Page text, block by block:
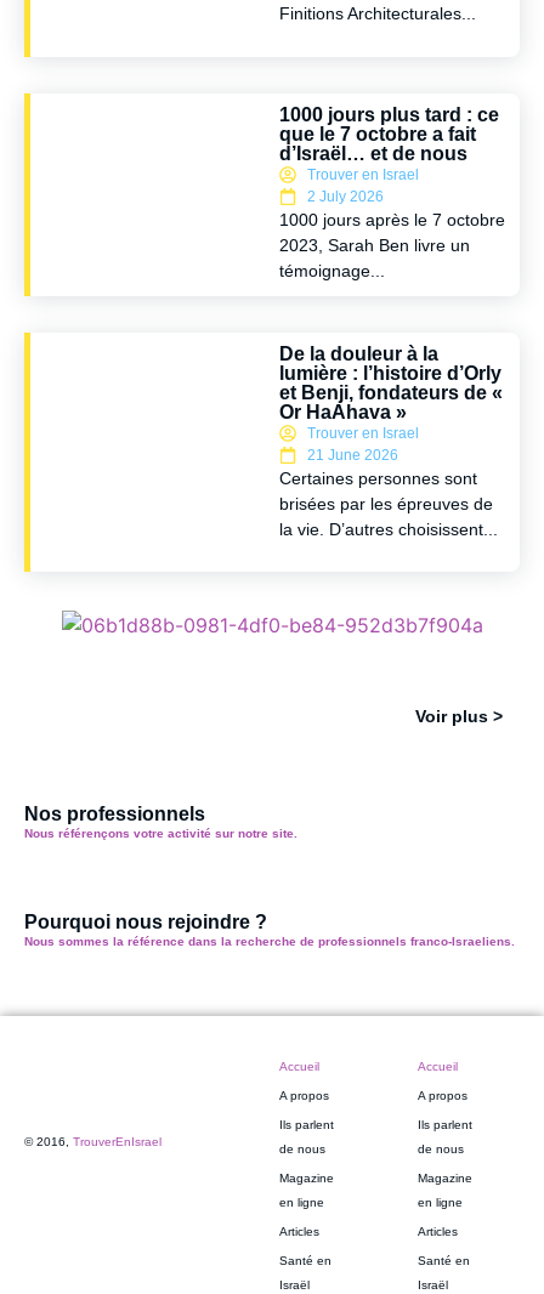
Finitions Architecturales...
1000 jours plus tard : ce
que le 7 octobre a fait
d’Israël… et de nous
Trouver en Israel
2 July 2026
1000 jours après le 7 octobre
2023, Sarah Ben livre un
témoignage...
De la douleur à la
lumière : l’histoire d’Orly
et Benji, fondateurs de «
Or HaAhava »
Trouver en Israel
21 June 2026
Certaines personnes sont
brisées par les épreuves de
la vie. D’autres choisissent...
Voir plus >
Nos professionnels
Nous référençons votre activité sur notre site.
Pourquoi nous rejoindre ?
Nous sommes la référence dans la recherche de professionnels franco-Israeliens.
© 2016, TrouverEnIsrael
Accueil
A propos
Ils parlent
de nous
Magazine
en ligne
Articles
Santé en
Israël
Accueil
A propos
Ils parlent
de nous
Magazine
en ligne
Articles
Santé en
Israël